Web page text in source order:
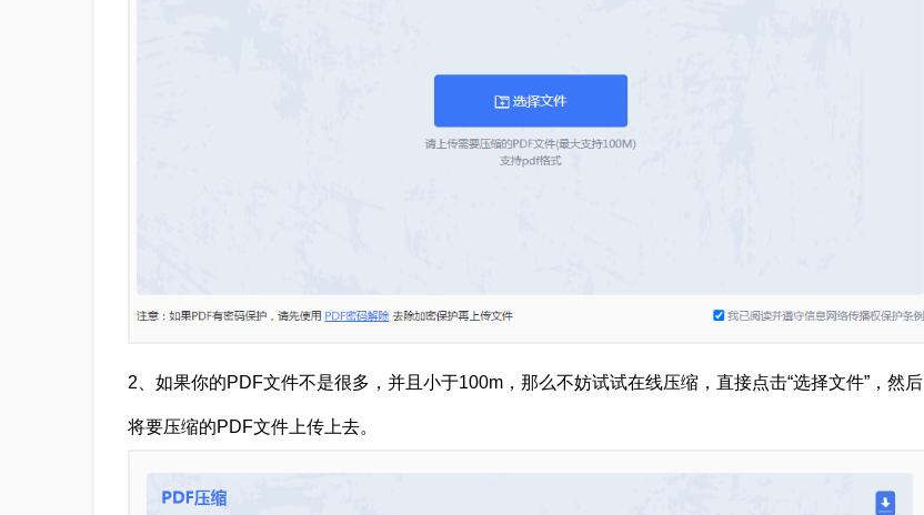
2、如果你的PDF文件不是很多，并且小于100m，那么不妨试试在线压缩，直接点击“选择文件”，然后
将要压缩的PDF文件上传上去。